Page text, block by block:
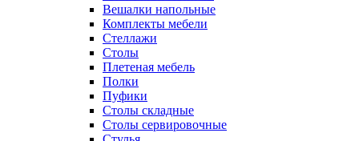
Вешалки напольные
Комплекты мебели
Стеллажи
Столы
Плетеная мебель
Полки
Пуфики
Столы складные
Столы сервировочные